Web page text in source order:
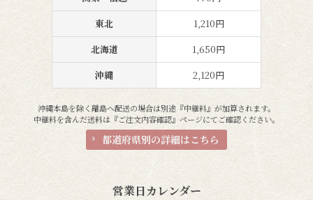
東北
北海道
沖縄
1,210円
1,650円
2,120円
沖縄本島を除く離島へ配送の場合は別途『中継料』が加算されます。
中継料を含んだ送料は『ご注文内容確認』ページにてご確認ください。
都道府県別の詳細はこちら
営業日カレンダー